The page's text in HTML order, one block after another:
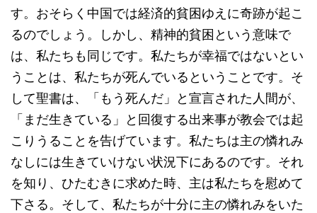
す。おそらく中国では経済的貧困ゆえに奇跡が起こ
るのでしょう。しかし、精神的貧困という意味で
は、私たちも同じです。私たちが幸福ではないとい
うことは、私たちが死んでいるということです。そ
して聖書は、「もう死んだ」と宣言された人間が、
「まだ生きている」と回復する出来事が教会では起
こりうることを告げています。私たちは主の憐れみ
なしには生きていけない状況下にあるのです。それ
を知り、ひたむきに求めた時、主は私たちを慰めて
下さる。そして、私たちが十分に主の憐れみをいた